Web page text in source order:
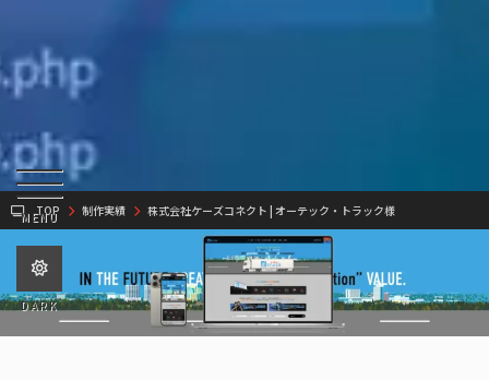
MENU
DARK
TOP 制作実績 株式会社ケーズコネクト | オーテック・トラック様